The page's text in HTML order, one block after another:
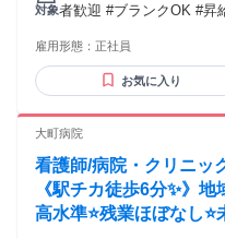
対象者歓迎 #ブランクOK #昇
雇用形態： 正社員
お気に入り
大町病院
看護師/病院・クリニッ
《駅チカ徒歩6分✨》
高水準⭐残業ほぼなし